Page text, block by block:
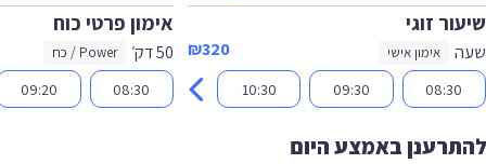
זוגי
אימון אישי ₪320
08:30
09:30
10:30
אימון פרטי כוח
50 דק׳ Power / כח
08:30
09:20
באמצע היום